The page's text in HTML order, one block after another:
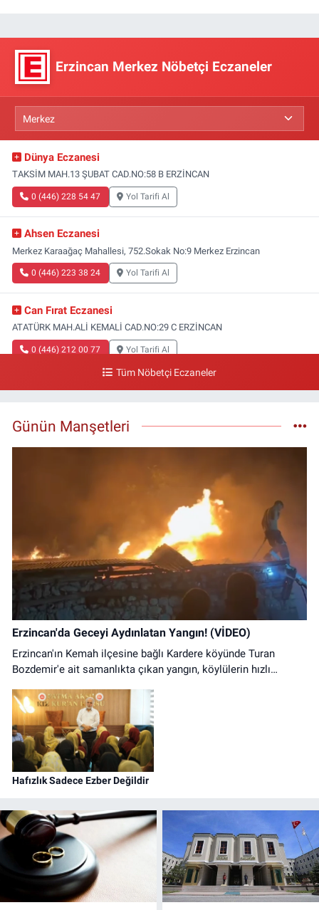
Erzincan Merkez Nöbetçi Eczaneler
Dünya Eczanesi
TAKSİM MAH.13 ŞUBAT CAD.NO:58 B ERZİNCAN
0 (446) 228 54 47 Yol Tarifi Al
Ahsen Eczanesi
Merkez Karaağaç Mahallesi, 752.Sokak No:9 Merkez Erzincan
0 (446) 223 38 24 Yol Tarifi Al
Can Fırat Eczanesi
ATATÜRK MAH.ALİ KEMALİ CAD.NO:29 C ERZİNCAN
0 (446) 212 00 77 Yol Tarifi Al
0 (446) 212 10 20
Tüm Nöbetçi Eczaneler
Günün Manşetleri
Erzincan'da Geceyi Aydınlatan Yangın! (VİDEO)
Erzincan'ın Kemah ilçesine bağlı Kardere köyünde Turan
Bozdemir'e ait samanlıkta çıkan yangın, köylülerin hızlı
yaşanmazken samanlıkta büyük çapta maddi hasar oluştu.
Hafızlık Sadece Ezber Değildir